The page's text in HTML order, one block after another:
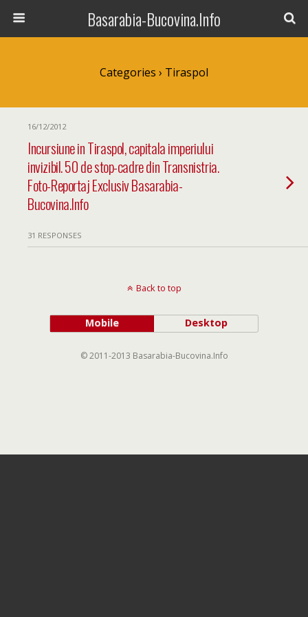
Basarabia-Bucovina.Info
Categories › Tiraspol
16/12/2012
Incursiune in Tiraspol, capitala imperiului
invizibil. 50 de stop-cadre din Transnistria.
Foto-Reportaj Exclusiv Basarabia-
Bucovina.Info
31 RESPONSES
Back to top
Mobile Desktop
© 2011-2013 Basarabia-Bucovina.Info